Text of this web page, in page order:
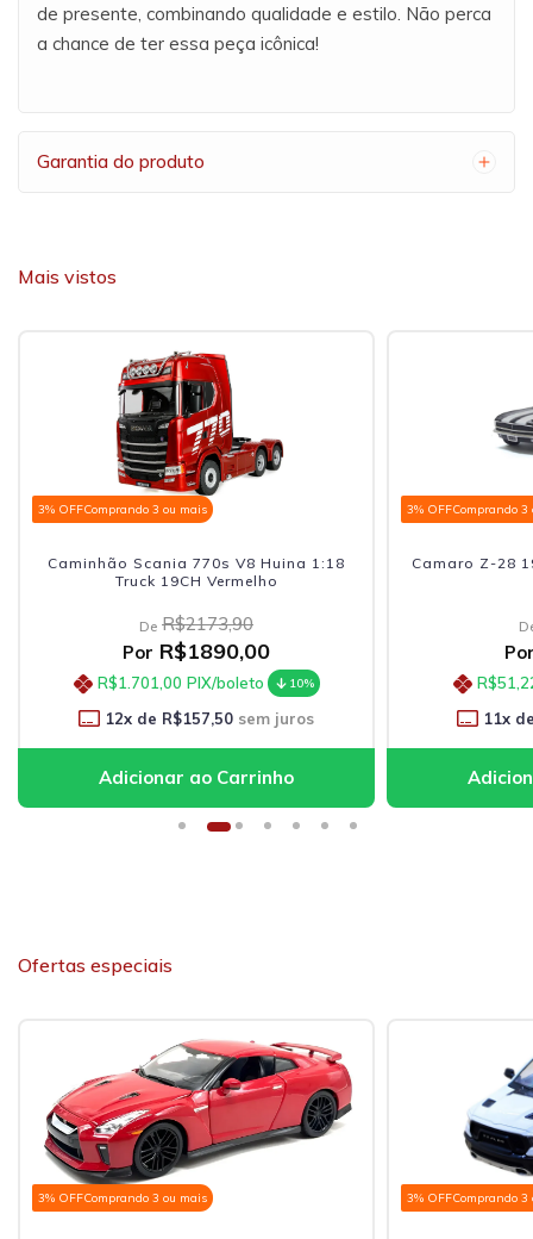
de presente, combinando qualidade e estilo. Não perca
a chance de ter essa peça icônica!
Garantia do produto
Mais vistos
3% OFFComprando 3 ou mais
Caminhão Scania 770s V8 Huina 1:18
Truck 19CH Vermelho
De R$2173,90
Por R$1890,00
R$1.701,00 PIX/boleto 10%
12x de R$157,50 sem juros
3% OFFComprando 3
Camaro Z-28
11x
Ofertas especiais
3% OFFComprando 3 ou mais 3% OFFComprando 3